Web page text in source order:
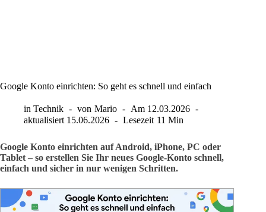
Google Konto einrichten: So geht es schnell und einfach
in Technik von Mario Am 12.03.2026
aktualisiert 15.06.2026 Lesezeit 11 Min
Google Konto einrichten auf Android, iPhone, PC oder
Tablet – so erstellen Sie Ihr neues Google-Konto schnell,
einfach und sicher in nur wenigen Schritten.